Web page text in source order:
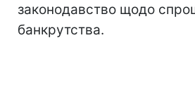
законодавство щодо
банкрутства.